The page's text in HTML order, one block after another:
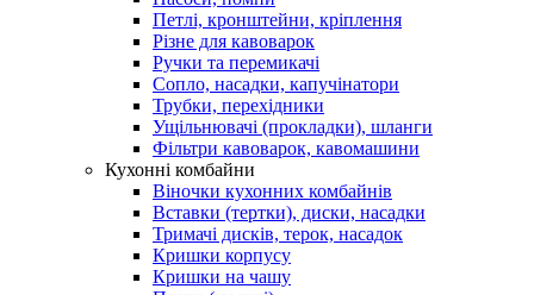
Петлі, кронштейни, кріплення
Різне для кавоварок
Ручки та перемикачі
Сопло, насадки, капучінатори
Трубки, перехідники
Ущільнювачі (прокладки), шланги
Фільтри кавоварок, кавомашини
Кухонні комбайни
Віночки кухонних комбайнів
Вставки (тертки), диски, насадки
Тримачі дисків, терок, насадок
Кришки корпусу
Кришки на чашу